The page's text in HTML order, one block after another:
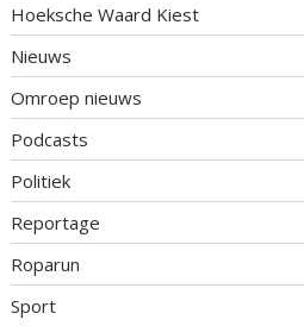
Hoeksche Waard Kiest
Nieuws
Omroep nieuws
Podcasts
Politiek
Reportage
Roparun
Sport